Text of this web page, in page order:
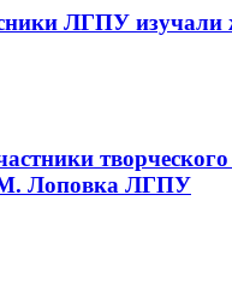
ЛГПУ
Лоповка ЛГПУ